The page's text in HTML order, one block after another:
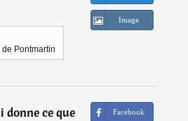
Pontmartin
Image
donne ce que
Facebook